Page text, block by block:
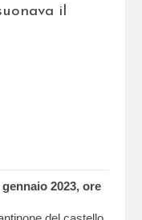
il
2023, ore